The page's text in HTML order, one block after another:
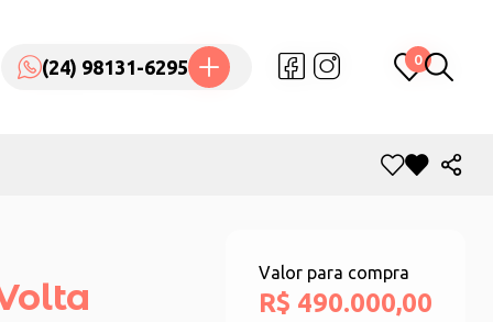
(24) 98131-6295 0
(24) 98131-6295 0
Valor para compra
R$ 490.000,00